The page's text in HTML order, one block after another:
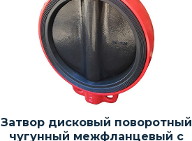
Затвор дисковый поворотный
чугунный межфланцевый с